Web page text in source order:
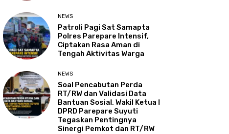
NEWS
Patroli Pagi Sat Samapta
Polres Parepare Intensif,
Ciptakan Rasa Aman di
Tengah Aktivitas Warga
NEWS
Soal Pencabutan Perda
RT/RW dan Validasi Data
Bantuan Sosial, Wakil Ketua I
DPRD Parepare Suyuti
Tegaskan Pentingnya
Sinergi Pemkot dan RT/RW